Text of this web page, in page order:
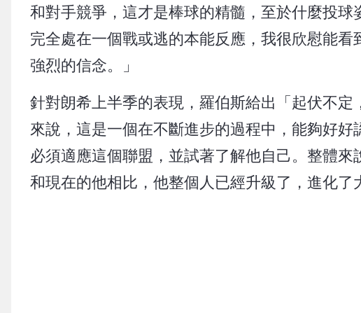
和對手競爭，這才是棒球的精髓，至於什麼投
完全處在一個戰或逃的本能反應，我很欣慰能
強烈的信念。」
針對朗希上半季的表現，羅伯斯給出「起伏不
來說，這是一個在不斷進步的過程中，能夠好
必須適應這個聯盟，並試著了解他自己。整體
和現在的他相比，他整個人已經升級了，進化了